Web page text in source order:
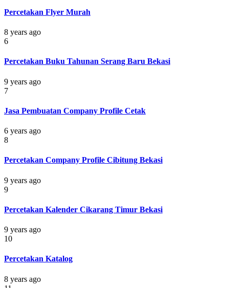
Percetakan Flyer Murah
8 years ago
6
Percetakan Buku Tahunan Serang Baru Bekasi
9 years ago
7
Jasa Pembuatan Company Profile Cetak
6 years ago
8
Percetakan Company Profile Cibitung Bekasi
9 years ago
9
Percetakan Kalender Cikarang Timur Bekasi
9 years ago
10
Percetakan Katalog
8 years ago